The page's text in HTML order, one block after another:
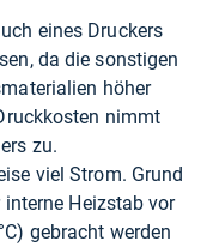
eines Druckers
da die sonstigen
höher
nimmt
zu.
viel Strom. Grund
Heizstab vor
gebracht werden